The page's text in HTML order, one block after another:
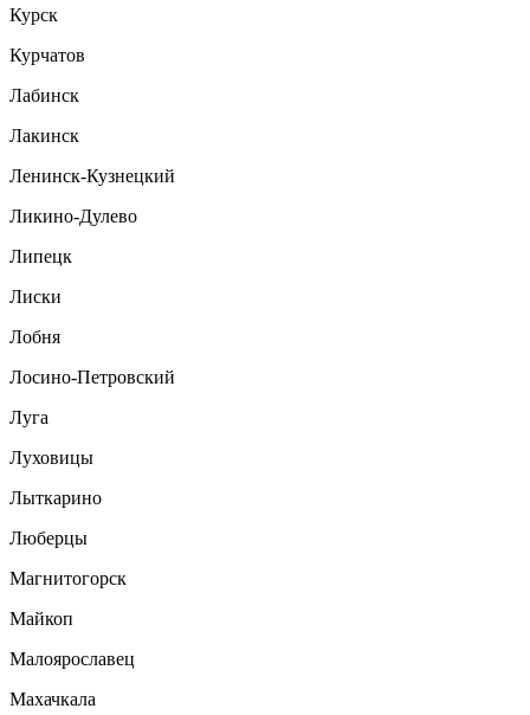
Курск
Курчатов
Лабинск
Лакинск
Ленинск-Кузнецкий
Ликино-Дулево
Липецк
Лиски
Лобня
Лосино-Петровский
Луга
Луховицы
Лыткарино
Люберцы
Магнитогорск
Майкоп
Малоярославец
Махачкала